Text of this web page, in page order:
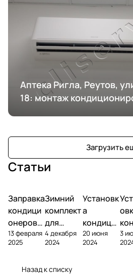
Аптека Ригла, Реутов,
18: монтаж
Загрузить
Статьи
Заправка
кондици
онеров
фреоном
13 февраля
2025
Зимний
комплект
для
кондици
онера
4 декабря
2024
Установк
а
кондици
онера на
фасаде
20 июня
2024
ра
3
Назад к списку